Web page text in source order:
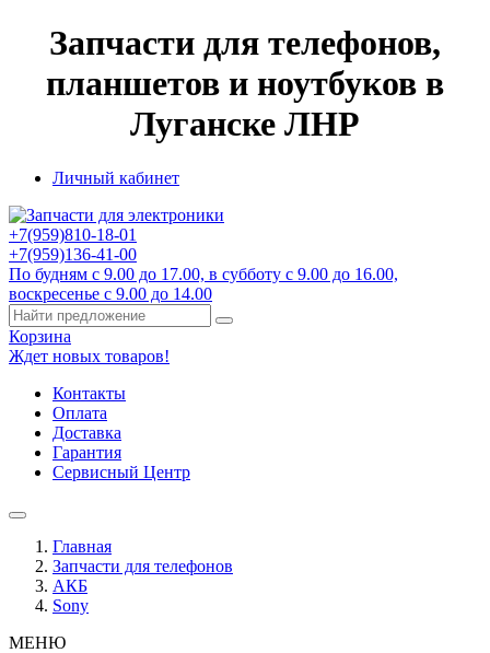
Запчасти для телефонов,
планшетов и ноутбуков в
Луганске ЛНР
Личный кабинет
+7(959)810-18-01
+7(959)136-41-00
По будням с 9.00 до 17.00, в субботу с 9.00 до 16.00,
воскресенье с 9.00 до 14.00
Корзина
Ждет новых товаров!
Контакты
Оплата
Доставка
Гарантия
Сервисный Центр
Главная
Запчасти для телефонов
АКБ
Sony
МЕНЮ